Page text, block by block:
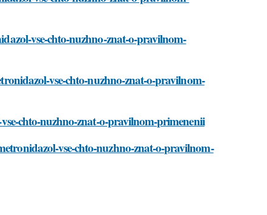
vse-chto-nuzhno-znat-o-pravilnom-
vse-chto-nuzhno-znat-o-pravilnom-
chto-nuzhno-znat-o-pravilnom-primenenii
vse-chto-nuzhno-znat-o-pravilnom-